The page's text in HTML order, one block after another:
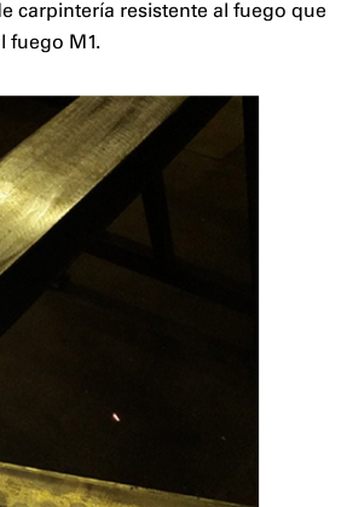
carpintería resistente al fuego que
fuego M1.